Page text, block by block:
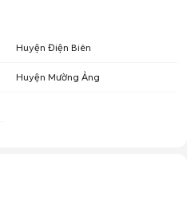
Huyện Điện Biên
Huyện Mường Ảng